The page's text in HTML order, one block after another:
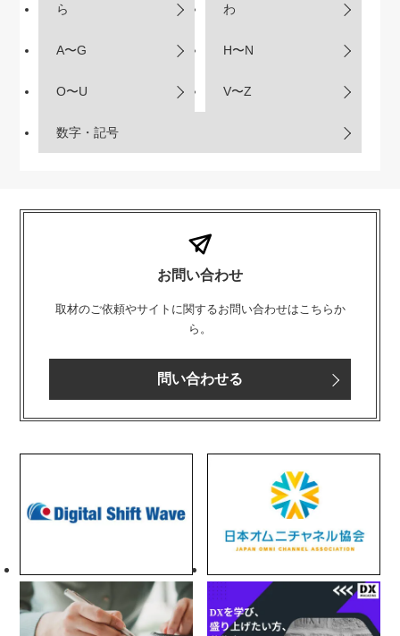
ら わ
A〜G H〜N
O〜U V〜Z
数字・記号
お問い合わせ
取材のご依頼やサイトに関するお問い合わせはこちらか
ら。
問い合わせる